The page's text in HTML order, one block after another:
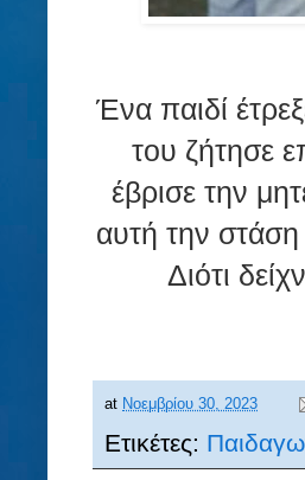
Ένα παιδί
του ζήτησε
έβρισε την
αυτή την
Διότι
at Νοεμβρίου 30, 2023
Ετικέτες: